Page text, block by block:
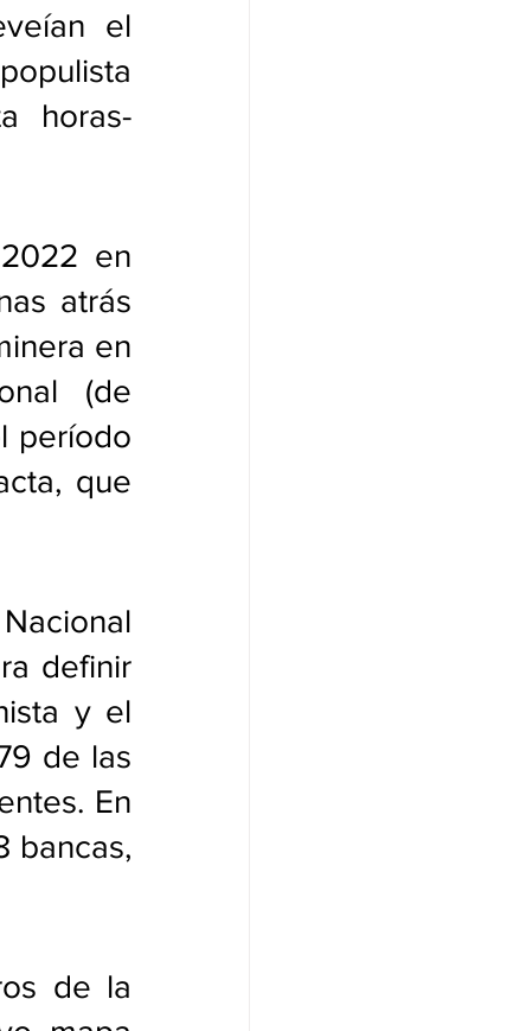
el
horas-
en
atrás
en
(de
período
que
definir
y el
de las
En
bancas,
de la